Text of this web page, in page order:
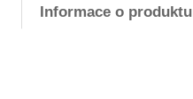
Informace o produktu